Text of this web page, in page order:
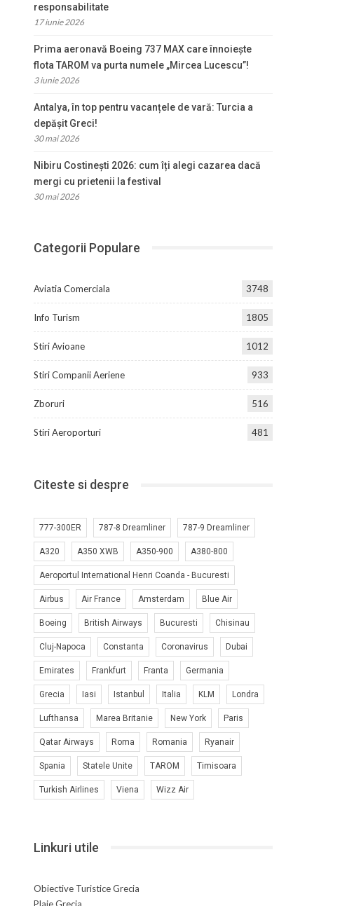
responsabilitate
17 iunie 2026
Prima aeronavă Boeing 737 MAX care înnoiește
flota TAROM va purta numele „Mircea Lucescu”!
3 iunie 2026
Antalya, în top pentru vacanțele de vară: Turcia a
depășit Greci!
30 mai 2026
Nibiru Costinești 2026: cum îți alegi cazarea dacă
mergi cu prietenii la festival
30 mai 2026
Categorii Populare
Aviatia Comerciala 3748
Info Turism 1805
Stiri Avioane 1012
Stiri Companii Aeriene 933
Zboruri 516
Stiri Aeroporturi 481
Citeste si despre
777-300ER 787-8 Dreamliner 787-9 Dreamliner
A320 A350 XWB A350-900 A380-800
Aeroportul International Henri Coanda - Bucuresti
Airbus Air France Amsterdam Blue Air
Boeing British Airways Bucuresti Chisinau
Cluj-Napoca Constanta Coronavirus Dubai
Emirates Frankfurt Franta Germania
Grecia Iasi Istanbul Italia KLM Londra
Lufthansa Marea Britanie New York Paris
Qatar Airways Roma Romania Ryanair
Spania Statele Unite TAROM Timisoara
Turkish Airlines Viena Wizz Air
Linkuri utile
Obiective Turistice Grecia
Plaje Grecia